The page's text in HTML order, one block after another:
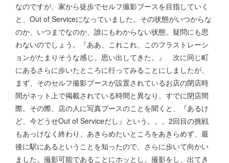
なのですが、家から徒歩でセルフ撮影ブースを目指していく
と、Out of Serviceになっていました。その状態がいつからな
のか、いつまでなのか、誰にもわからない状態。疑問にも思
わないのでしょう。『ああ、これこれ、このフラストレーシ
ョンがたまりそうな感じ。思い出してきた。』 次に同じ町
にあるさらに歩いたところに行ってみることにしましたが、
まず、そのセルフ撮影ブースが設置されているお店の閉店時
間がネット上で掲載されている時間と異なり、すでに閉店間
際。その際、店の人に写真ブースのことを聞くと、『あるけ
ど、今どうせOut of Serviceだし』という。。。2回目の挑戦
もあっけなく終わり、あきらめたいところをあきらめず、最
後に駅にあるということを知ったので、さらに歩いて向かい
ました。撮影可能であることにホッとし、撮影をし、出てき